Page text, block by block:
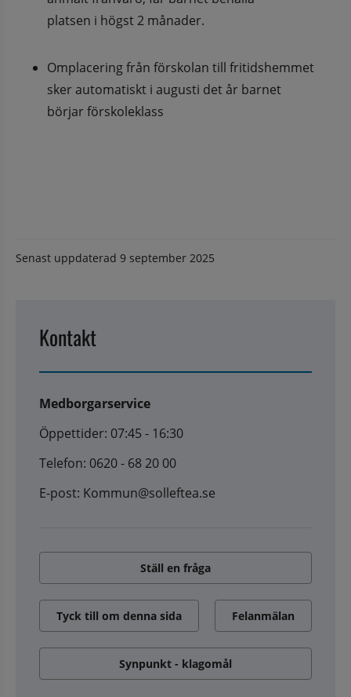
platsen i högst 2 månader.
Omplacering från förskolan till fritidshemmet
sker automatiskt i augusti det år barnet
börjar förskoleklass
Senast uppdaterad 9 september 2025
Kontakt
Medborgarservice
Öppettider: 07:45 - 16:30
Telefon: 0620 - 68 20 00
E-post: Kommun@solleftea.se
Ställ en fråga
Tyck till om denna sida Felanmälan
Synpunkt - klagomål